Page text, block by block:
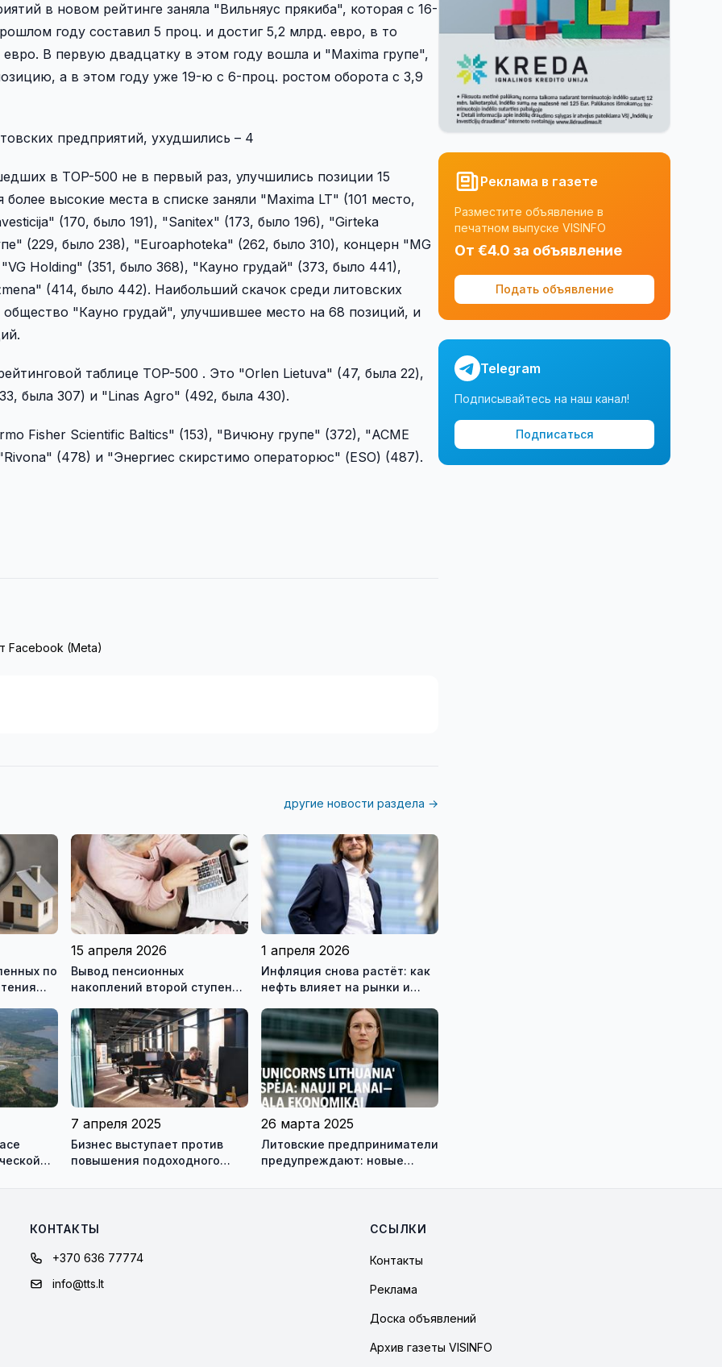
в новом рейтинге заняла "Вильняус прякиба", которая с 16-
году составил 5 проц. и достиг 5,2 млрд. евро, в то
В первую двадцатку в этом году вошла и "Maxima групе",
а в этом году уже 19-ю с 6-проц. ростом оборота с 3,9
предприятий, ухудшились – 4
в TOP-500 не в первый раз, улучшились позиции 15
высокие места в списке заняли "Maxima LT" (101 место,
(170, было 191), "Sanitex" (173, было 196), "Girteka
(229, было 238), "Euroaphoteka" (262, было 310), концерн "MG
Holding" (351, было 368), "Кауно грудай" (373, было 441),
(414, было 442). Наибольший скачок среди литовских
"Кауно грудай", улучшившее место на 68 позиций, и
таблице TOP-500 . Это "Orlen Lietuva" (47, была 22),
была 307) и "Linas Agro" (492, была 430).
Fisher Scientific Baltics" (153), "Вичюну групе" (372), "ACME
(478) и "Энергиес скирстимо операторюс" (ESO) (487).
Facebook (Meta)
другие новости раздела →
по
15 апреля 2026
Вывод пенсионных
накоплений второй ступени:
приведёт
1 апреля 2026
Инфляция снова растёт: как
нефть влияет на рынки и
7 апреля 2025
Бизнес выступает против
повышения подоходного
26 марта 2025
Литовские предприниматели
предупреждают: новые
Реклама в газете
Разместите объявление в
печатном выпуске VISINFO
От €4.0 за объявление
Подать объявление
Telegram
Подписывайтесь на наш канал!
Подписаться
КОНТАКТЫ
+370 636 77774
info@tts.lt
ССЫЛКИ
Контакты
Реклама
Доска объявлений
Архив газеты VISINFO